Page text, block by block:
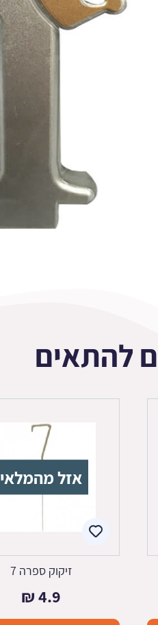
להתאים
אזל מהמלאי
זיקוק ספרה 7
4.9
₪